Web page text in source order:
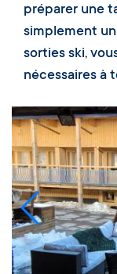
préparer une
simplement
sorties ski,
nécessaires à